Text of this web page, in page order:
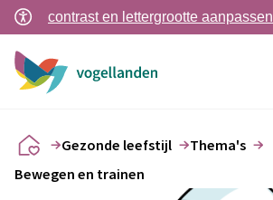
contrast en lettergrootte aanpassen
Gezonde leefstijl
Thema's
Bewegen en trainen